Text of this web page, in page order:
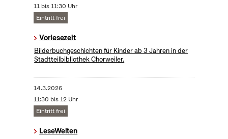
11 bis 11:30 Uhr
Eintritt frei
Vorlesezeit
Bilderbuchgeschichten für Kinder ab 3 Jahren in der
Stadtteilbibliothek Chorweiler.
14.3.2026
11:30 bis 12 Uhr
Eintritt frei
LeseWelten